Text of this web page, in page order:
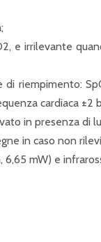
e irrilevante
riempimento:
cardiaca ±2
in presenza di
in caso non
mW) e